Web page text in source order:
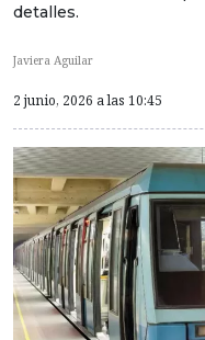
detalles.
Javiera Aguilar
2 junio, 2026 a las 10:45